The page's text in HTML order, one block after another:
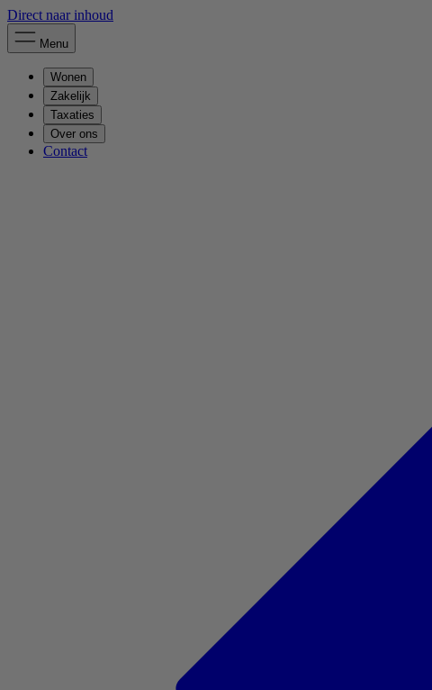
Direct naar inhoud
Menu
Wonen
Zakelijk
Taxaties
Over ons
Contact